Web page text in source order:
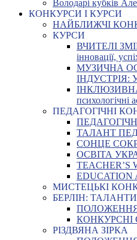
Володарі кубків
КОНКУРСИ І КУРСИ
НАЙБЛИЖЧІ
КУРСИ
ВЧИТЕЛІ
інновації,
МУЗИЧНА
ІНДУСТРІЯ:
ІНКЛЮЗИВНА
психологічні
ПЕДАГОГІЧНІ
ТАЛАНТ
СОНЦЕ
ОСВІТА
TEACHER’S
EDUCATION
МИСТЕЦЬКІ
БЕРЛІН:
ПОЛОЖЕННЯ
КОНКУРСНІ
РІЗДВЯНА ЗІРКА